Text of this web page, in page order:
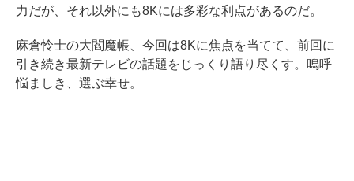
力だが、それ以外にも8Kには多彩な利点があるのだ。
麻倉怜士の大閻魔帳、今回は8Kに焦点を当てて、前回に
引き続き最新テレビの話題をじっくり語り尽くす。嗚呼
悩ましき、選ぶ幸せ。